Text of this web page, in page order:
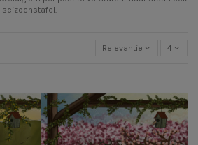
seizoenstafel.
Relevantie 4